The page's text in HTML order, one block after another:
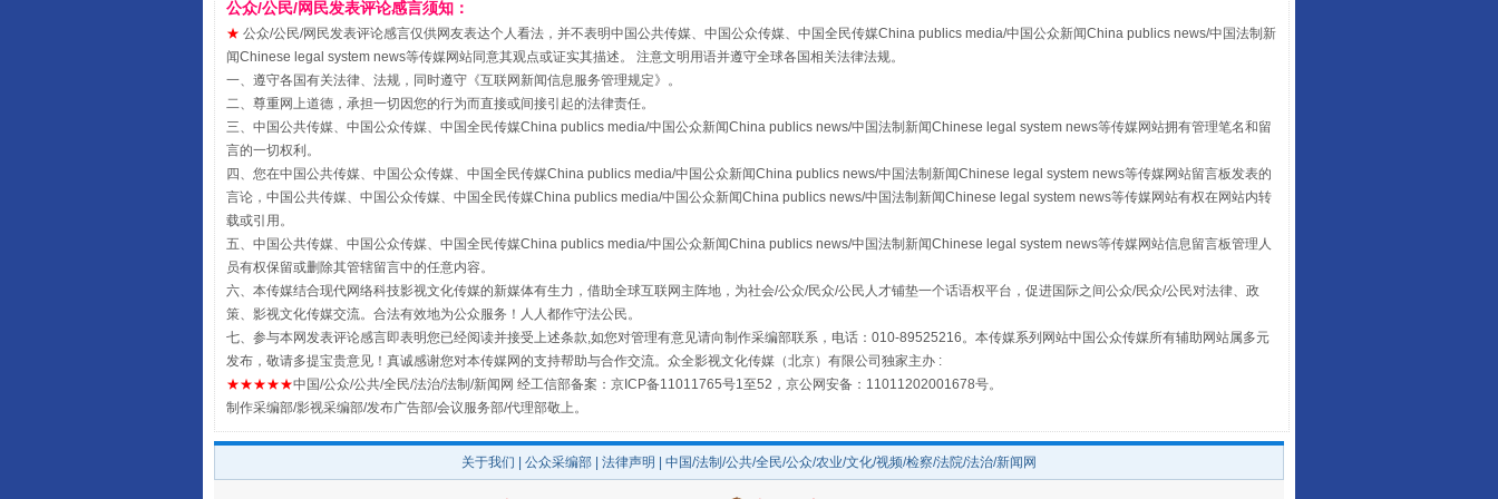
揭批美国五大"原罪" "炒鞋教程"里的骗局 习近平的“航天情”
公众/公民/网民发表评论感言须知：
★ 公众/公民/网民发表评论感言仅供网友表达个人看法，并不表明中国公共传媒、中国公众传媒、中国全民传媒China publics media/中国公众新闻China publics news/中国法制新
闻Chinese legal system news等传媒网站同意其观点或证实其描述。 注意文明用语并遵守全球各国相关法律法规。
一、遵守各国有关法律、法规，同时遵守《互联网新闻信息服务管理规定》。
二、尊重网上道德，承担一切因您的行为而直接或间接引起的法律责任。
三、中国公共传媒、中国公众传媒、中国全民传媒China publics media/中国公众新闻China publics news/中国法制新闻Chinese legal system news等传媒网站拥有管理笔名和留
言的一切权利。
四、您在中国公共传媒、中国公众传媒、中国全民传媒China publics media/中国公众新闻China publics news/中国法制新闻Chinese legal system news等传媒网站留言板发表的
言论，中国公共传媒、中国公众传媒、中国全民传媒China publics media/中国公众新闻China publics news/中国法制新闻Chinese legal system news等传媒网站有权在网站内转
载或引用。
五、中国公共传媒、中国公众传媒、中国全民传媒China publics media/中国公众新闻China publics news/中国法制新闻Chinese legal system news等传媒网站信息留言板管理人
员有权保留或删除其管辖留言中的任意内容。
六、本传媒结合现代网络科技影视文化传媒的新媒体有生力，借助全球互联网主阵地，为社会/公众/民众/公民人才铺垫一个话语权平台，促进国际之间公众/民众/公民对法律、政
策、影视文化传媒交流。合法有效地为公众服务！人人都作守法公民。
七、参与本网发表评论感言即表明您已经阅读并接受上述条款,如您对管理有意见请向制作采编部联系，电话：010-89525216。本传媒系列网站中国公众传媒所有辅助网站属多元
发布，敬请多提宝贵意见！真诚感谢您对本传媒网的支持帮助与合作交流。众全影视文化传媒（北京）有限公司独家主办 :
★★★★★中国/公众/公共/全民/法治/法制/新闻网 经工信部备案：京ICP备11011765号1至52，京公网安备：11011202001678号。
制作采编部/影视采编部/发布广告部/会议服务部/代理部敬上。
关于我们 公众采编部 法律声明 | 中国/法制/公共/全民/公众/农业/文化/视频/检察/法院/法治/新闻网